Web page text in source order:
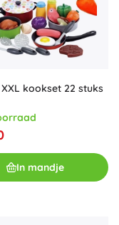
kookset 22 stuks
In mandje